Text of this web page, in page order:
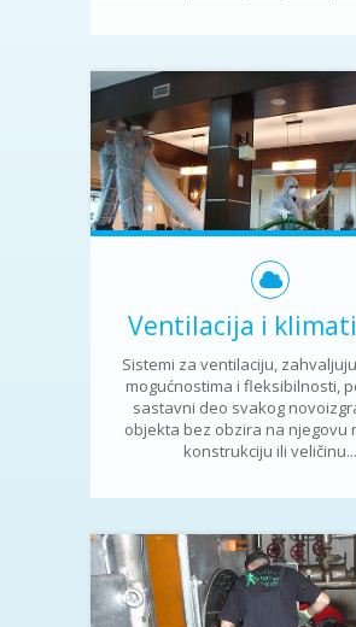
Ventilacija i
Sistemi za ventilaciju,
mogućnostima i fleksibilnosti,
sastavni deo svakog
objekta bez obzira na njegovu
konstrukciju ili veličinu...